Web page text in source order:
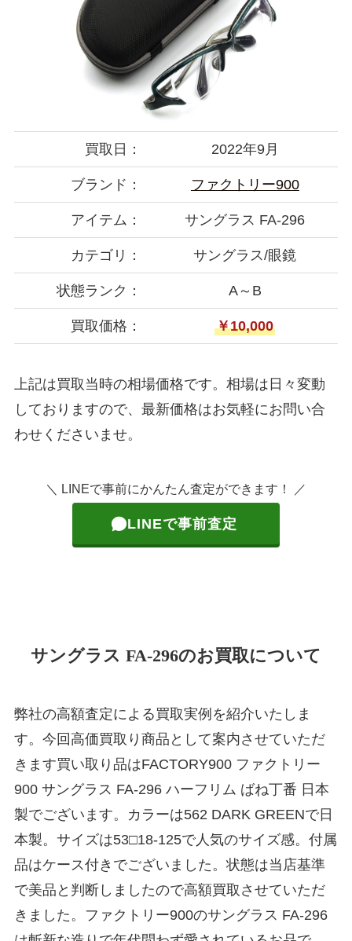
買取日： 2022年9月
ブランド： ファクトリー900
アイテム： サングラス FA-296
カテゴリ： サングラス/眼鏡
状態ランク： A～B
買取価格： ￥10,000
上記は買取当時の相場価格です。相場は日々変動
しておりますので、最新価格はお気軽にお問い合
わせくださいませ。
＼ LINEで事前にかんたん査定ができます！ ／
LINEで事前査定
サングラス FA-296のお買取について
弊社の高額査定による買取実例を紹介いたしま
す。今回高価買取り商品として案内させていただ
きます買い取り品はFACTORY900 ファクトリー
900 サングラス FA-296 ハーフリム ばね丁番 日本
製でございます。カラーは562 DARK GREENで日
本製。サイズは53□18-125で人気のサイズ感。付属
品はケース付きでございました。状態は当店基準
で美品と判断しましたので高額買取させていただ
きました。ファクトリー900のサングラス FA-296